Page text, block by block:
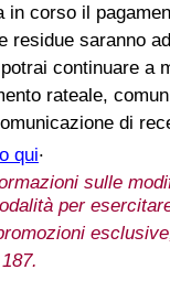
in corso il
residue saranno
continuare a
rateale,
di
qui.
sulle
per